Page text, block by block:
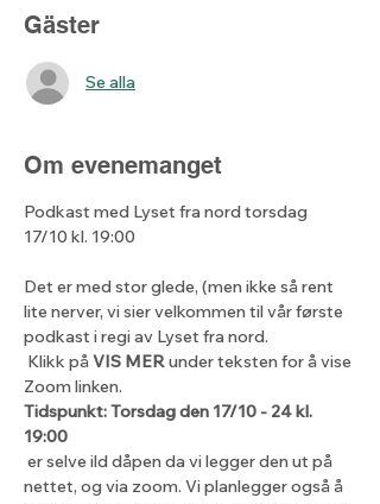
Gäster
Se alla
Om evenemanget
Podkast med Lyset fra nord torsdag
17/10 kl. 19:00
Det er med stor glede, (men ikke så rent
lite nerver, vi sier velkommen til vår første
podkast i regi av Lyset fra nord.
Klikk på VIS MER under teksten for å vise
Zoom linken.
Tidspunkt: Torsdag den 17/10 - 24 kl.
19:00
er selve ild dåpen da vi legger den ut på
nettet, og via zoom. Vi planlegger også å